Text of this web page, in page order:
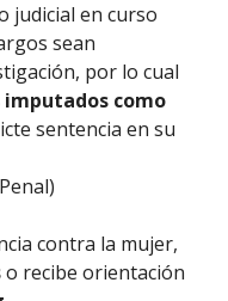
judicial en curso
sean
por lo cual
imputados como
sentencia en su
contra la mujer,
o recibe orientación